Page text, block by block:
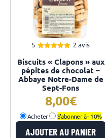
5
sur 5
2 avis
Biscuits « Clapons » aux
pépites de chocolat –
Abbaye Notre-Dame de
Sept-Fons
8,00
Acheter S'abonner à -10%
AJOUTER AU PANIER